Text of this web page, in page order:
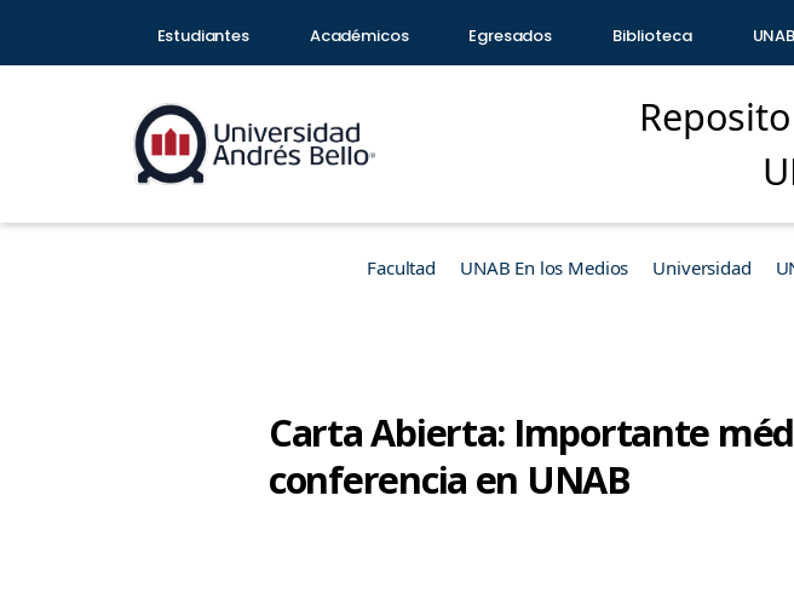
Estudiantes Académicos Egresados Biblioteca
Facultad UNAB En los Medios Universidad
Carta Abierta: Importante
conferencia en UNAB